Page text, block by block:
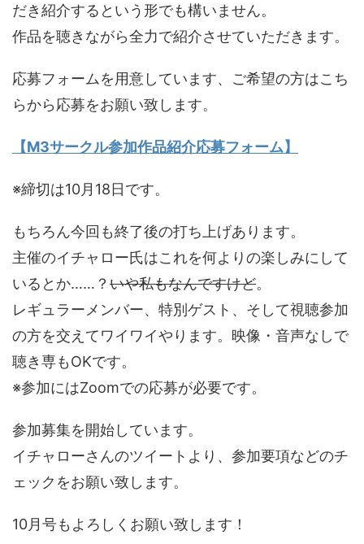
だき紹介するという形でも構いません。
作品を聴きながら全力で紹介させていただきます。
応募フォームを用意しています、ご希望の方はこち
らから応募をお願い致します。
【M3サークル参加作品紹介応募フォーム】
※締切は10月18日です。
もちろん今回も終了後の打ち上げあります。
主催のイチャロー氏はこれを何よりの楽しみにして
いるとか……？ いや私もなんですけど。
レギュラーメンバー、特別ゲスト、そして視聴参加
の方を交えてワイワイやります。映像・音声なしで
聴き専もOKです。
※参加にはZoomでの応募が必要です。
参加募集を開始しています。
イチャローさんのツイートより、参加要項などのチ
ェックをお願い致します。
10月号もよろしくお願い致します！